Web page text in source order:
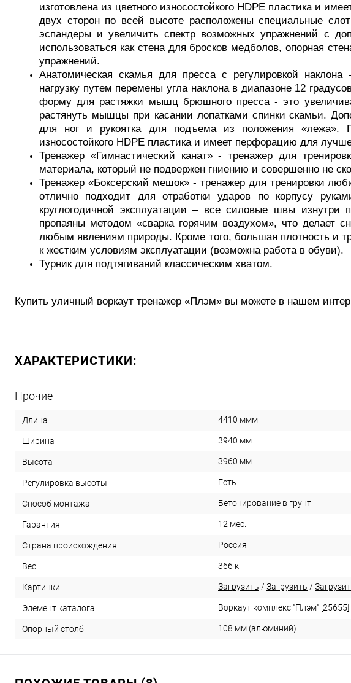
изготовлена из цветного износостойкого HDPE пластика и
двух сторон по всей высоте расположены специальные
эспандеры и увеличить спектр возможных упражнений с
использоваться как стена для бросков медболов, опорная
упражнений.
Анатомическая скамья для пресса с регулировкой
нагрузку путем перемены угла наклона в диапазоне 12
форму для растяжки мышц брюшного пресса - это
растянуть мышцы при касании лопатками спинки скамьи.
для ног и рукоятка для подъема из положения «лежа».
износостойкого HDPE пластика и имеет перфорацию для
Тренажер «Гимнастический канат» - тренажер для
материала, который не подвержен гниению и совершенно не
Тренажер «Боксерский мешок» - тренажер для тренировки
отлично подходит для отработки ударов по корпусу
круглогодичной эксплуатации – все силовые швы
пропаяны методом «сварка горячим воздухом», что делает
любым явлениям природы. Кроме того, большая плотность и
к жестким условиям эксплуатации (возможна работа в обуви).
Турник для подтягиваний классическим хватом.
Купить уличный воркаут тренажер «Плэм» вы можете в нашем
ХАРАКТЕРИСТИКИ:
Прочие
Длина 4410 ммм
Ширина 3940 мм
Высота 3960 мм
Регулировка высоты Есть
Способ монтажа Бетонирование в грунт
Гарантия 12 мес.
Страна происхождения Россия
Вес 366 кг
Картинки Загрузить / Загрузить /
Элемент каталога Воркаут комплекс "Плэм" [25655]
Опорный столб 108 мм (алюминий)